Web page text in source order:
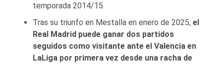
temporada 2014/15.
Tras su triunfo en Mestalla en enero de 2025, el
Real Madrid puede ganar dos partidos
seguidos como visitante ante el Valencia en
LaLiga por primera vez desde una racha de